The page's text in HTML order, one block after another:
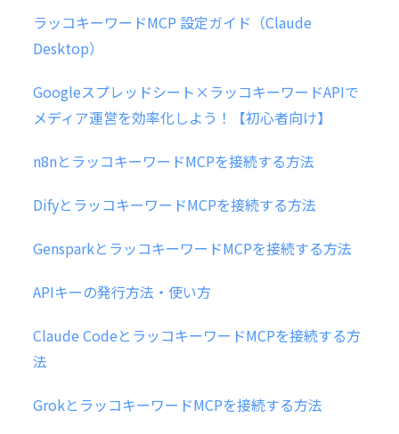
ラッコキーワードMCP 設定ガイド（Claude
Desktop）
Googleスプレッドシート×ラッコキーワードAPIで
メディア運営を効率化しよう！【初心者向け】
n8nとラッコキーワードMCPを接続する方法
DifyとラッコキーワードMCPを接続する方法
GensparkとラッコキーワードMCPを接続する方法
APIキーの発行方法・使い方
Claude CodeとラッコキーワードMCPを接続する方
法
GrokとラッコキーワードMCPを接続する方法